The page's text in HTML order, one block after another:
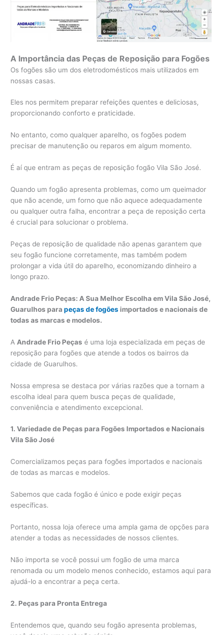
A Importância das Peças de Reposição para Fogões
Os fogões são um dos eletrodomésticos mais utilizados em
nossas casas.
Eles nos permitem preparar refeições quentes e deliciosas,
proporcionando conforto e praticidade.
No entanto, como qualquer aparelho, os fogões podem
precisar de manutenção ou reparos em algum momento.
É aí que entram as peças de reposição fogão Vila São José.
Quando um fogão apresenta problemas, como um queimador
que não acende, um forno que não aquece adequadamente
ou qualquer outra falha, encontrar a peça de reposição certa
é crucial para solucionar o problema.
Peças de reposição de qualidade não apenas garantem que
seu fogão funcione corretamente, mas também podem
prolongar a vida útil do aparelho, economizando dinheiro a
longo prazo.
Andrade Frio Peças: A Sua Melhor Escolha em Vila São José,
Guarulhos parapeças de fogões importados e nacionais de
todas as marcas e modelos.
A Andrade Frio Peças é uma loja especializada em peças de
reposição para fogões que atende a todos os bairros da
cidade de Guarulhos.
Nossa empresa se destaca por várias razões que a tornam a
escolha ideal para quem busca peças de qualidade,
conveniência e atendimento excepcional.
1. Variedade de Peças para Fogões Importados e Nacionais
Vila São José
Comercializamos peças para fogões importados e nacionais
de todas as marcas e modelos.
Sabemos que cada fogão é único e pode exigir peças
específicas.
Portanto, nossa loja oferece uma ampla gama de opções para
atender a todas as necessidades de nossos clientes.
Não importa se você possui um fogão de uma marca
renomada ou um modelo menos conhecido, estamos aqui para
ajudá-lo a encontrar a peça certa.
2. Peças para Pronta Entrega
Entendemos que, quando seu fogão apresenta problemas,